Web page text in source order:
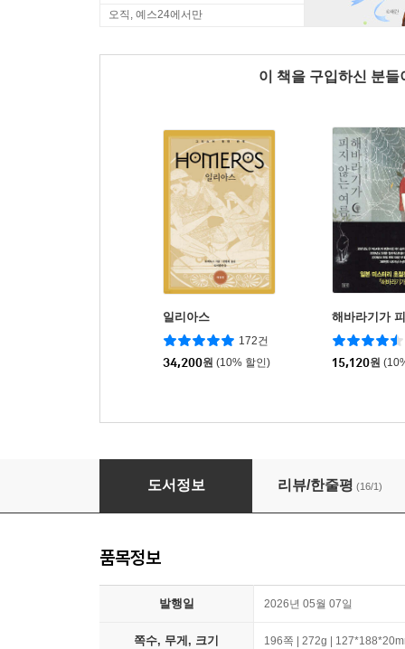
오직, 예스24에서만
이 책을 구입하신 분
일리아스
172건
34,200원 (10% 할인)
해바라기가
15,120원
장솟마을에서
도서정보 리뷰/한줄평 (16/1)
품목정보
발행일 2026년 05월 07일
쪽수, 무게, 크기 196쪽 | 272g |